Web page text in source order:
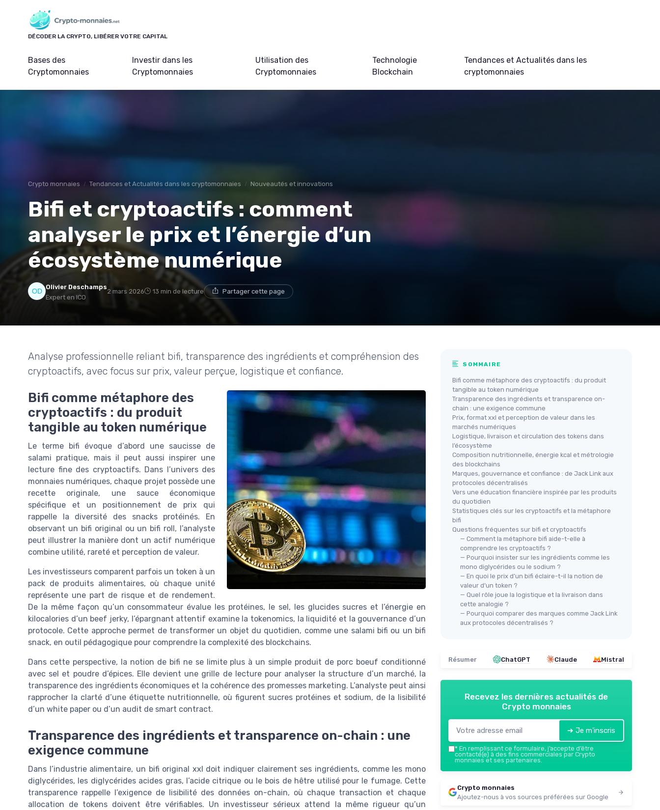
DÉCODER LA CRYPTO, LIBÉRER VOTRE CAPITAL
Bases des
Cryptomonnaies
Investir dans les
Cryptomonnaies
Utilisation des
Cryptomonnaies
Technologie
Blockchain
Tendances et Actualités dans les
cryptomonnaies
Crypto monnaies Tendances et Actualités dans les cryptomonnaies Nouveautés et innovations
Bifi et cryptoactifs : comment
analyser le prix et l’énergie d’un
écosystème numérique
Olivier Deschamps
Expert en ICO
2 mars 2026 13 min de lecture Partager cette page
Analyse professionnelle reliant bifi, transparence des ingrédients et compréhension des
cryptoactifs, avec focus sur prix, valeur perçue, logistique et confiance.
Bifi comme métaphore des
cryptoactifs : du produit
tangible au token numérique
Le terme bifi évoque d’abord une saucisse de
salami pratique, mais il peut aussi inspirer une
lecture fine des cryptoactifs. Dans l’univers des
monnaies numériques, chaque projet possède une
recette originale, une sauce économique
spécifique et un positionnement de prix qui
rappelle la diversité des snacks protéinés. En
observant un bifi original ou un bifi roll, l’analyste
peut illustrer la manière dont un actif numérique
combine utilité, rareté et perception de valeur.
Les investisseurs comparent parfois un token à un
pack de produits alimentaires, où chaque unité
représente une part de risque et de rendement.
De la même façon qu’un consommateur évalue les protéines, le sel, les glucides sucres et l’énergie en
kilocalories d’un beef jerky, l’épargnant attentif examine la tokenomics, la liquidité et la gouvernance d’un
protocole. Cette approche permet de transformer un objet du quotidien, comme une salami bifi ou un bifi
snack, en outil pédagogique pour comprendre la complexité des blockchains.
Dans cette perspective, la notion de bifi ne se limite plus à un simple produit de porc boeuf conditionné
avec sel et poudre d’épices. Elle devient une grille de lecture pour analyser la structure d’un marché, la
transparence des ingrédients économiques et la cohérence des promesses marketing. L’analyste peut ainsi
rapprocher la clarté d’une étiquette nutritionnelle, où figurent sucres protéines et sodium, de la lisibilité
d’un white paper ou d’un audit de smart contract.
Transparence des ingrédients et transparence on-chain : une
exigence commune
Dans l’industrie alimentaire, un bifi original xxl doit indiquer clairement ses ingrédients, comme les mono
diglycérides, les diglycérides acides gras, l’acide citrique ou le bois de hêtre utilisé pour le fumage. Cette
transparence rappelle l’exigence de lisibilité des données on-chain, où chaque transaction et chaque
allocation de tokens doivent être vérifiables. Un investisseur sérieux attend la même rigueur qu’un
SOMMAIRE
Bifi comme métaphore des cryptoactifs : du produit
tangible au token numérique
Transparence des ingrédients et transparence on-
chain : une exigence commune
Prix, format xxl et perception de valeur dans les
marchés numériques
Logistique, livraison et circulation des tokens dans
l’écosystème
Composition nutritionnelle, énergie kcal et métrologie
des blockchains
Marques, gouvernance et confiance : de Jack Link aux
protocoles décentralisés
Vers une éducation financière inspirée par les produits
du quotidien
Statistiques clés sur les cryptoactifs et la métaphore
bifi
Questions fréquentes sur bifi et cryptoactifs
— Comment la métaphore bifi aide-t-elle à
comprendre les cryptoactifs ?
— Pourquoi insister sur les ingrédients comme les
mono diglycérides ou le sodium ?
— En quoi le prix d’un bifi éclaire-t-il la notion de
valeur d’un token ?
— Quel rôle joue la logistique et la livraison dans
cette analogie ?
— Pourquoi comparer des marques comme Jack Link
aux protocoles décentralisés ?
Résumer ChatGPT Claude Mistral
Recevez les dernières actualités de
Crypto monnaies
➔ Je m'inscris
* En remplissant ce formulaire, j’accepte d’être
contacté(e) à des fins commerciales par Crypto
monnaies et ses partenaires.
Crypto monnaies
Ajoutez-nous à vos sources préférées sur Google